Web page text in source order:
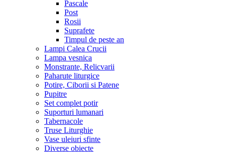
Pascale
Post
Rosii
Suprafete
Timpul de peste an
Lampi Calea Crucii
Lampa vesnica
Monstrante, Relicvarii
Paharute liturgice
Potire, Ciborii si Patene
Pupitre
Set complet potir
Suporturi lumanari
Tabernacole
Truse Liturghie
Vase uleiuri sfinte
Diverse obiecte